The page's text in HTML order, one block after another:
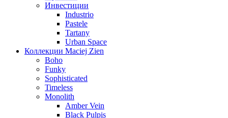
Инвестиции
Industrio
Pastele
Tartany
Urban Space
Коллекции Maciej Zien
Boho
Funky
Sophisticated
Timeless
Monolith
Amber Vein
Black Pulpis